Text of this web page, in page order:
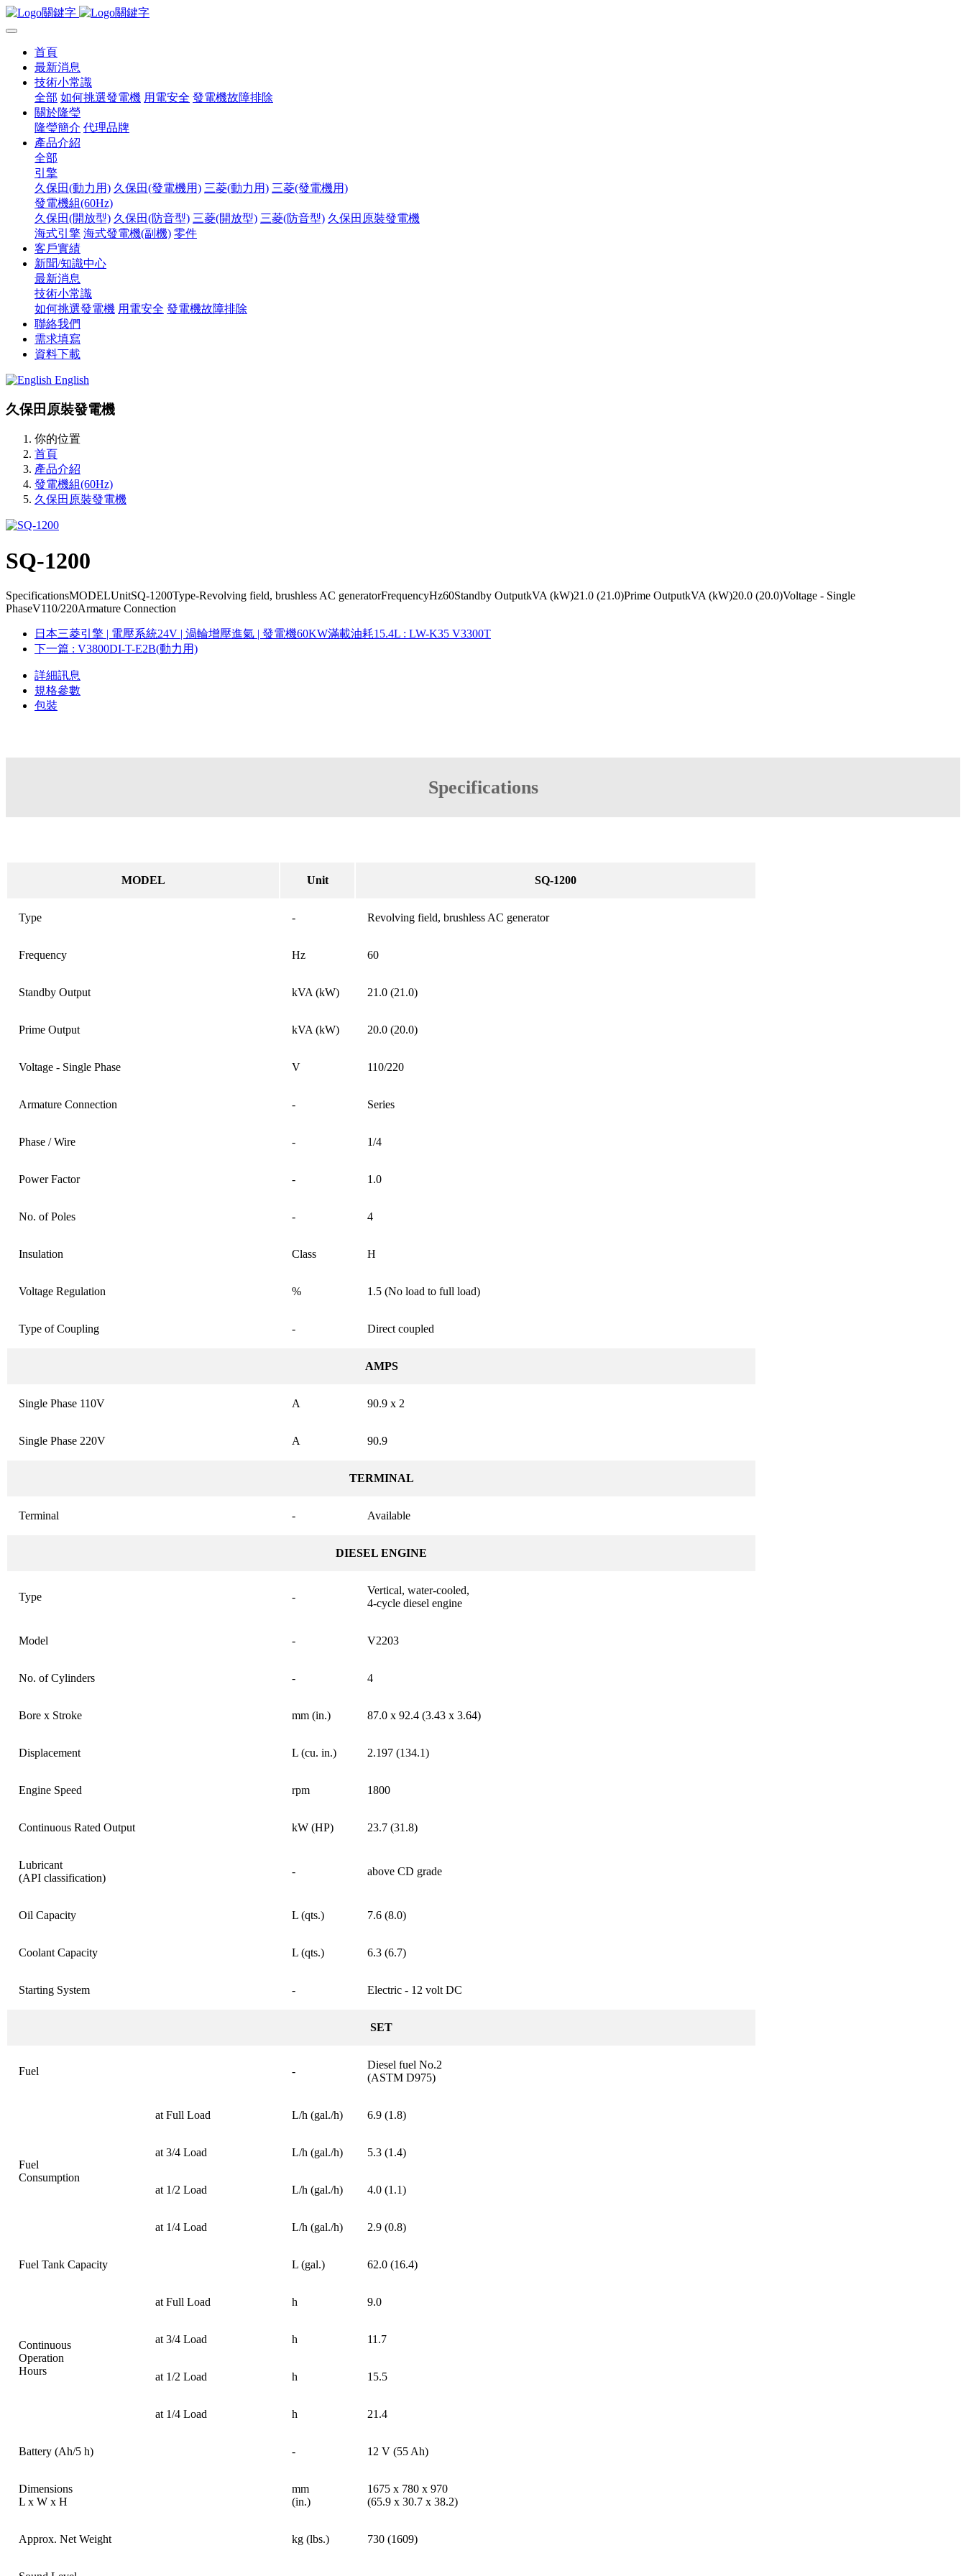
首頁
最新消息
技術小常識
全部 如何挑選發電機 用電安全 發電機故障排除
關於隆瑩
隆瑩簡介 代理品牌
產品介紹
全部
引擎
久保田(動力用) 久保田(發電機用) 三菱(動力用) 三菱(發電機用)
發電機組(60Hz)
久保田(開放型) 久保田(防音型) 三菱(開放型) 三菱(防音型) 久保田原裝發電機
海式引擎 海式發電機(副機) 零件
客戶實績
新聞/知識中心
最新消息
技術小常識
如何挑選發電機 用電安全 發電機故障排除
聯絡我們
需求填寫
資料下載
English
久保田原裝發電機
你的位置
首頁
產品介紹
發電機組(60Hz)
久保田原裝發電機
SQ-1200
SpecificationsMODELUnitSQ-1200Type-Revolving field, brushless AC generatorFrequencyHz60Standby OutputkVA (kW)21.0 (21.0)Prime OutputkVA (kW)20.0 (20.0)Voltage - Single
PhaseV110/220Armature Connection
日本三菱引擎 | 電壓系統24V | 渦輪增壓進氣 | 發電機60KW滿載油耗15.4L : LW-K35 V3300T
下一篇 : V3800DI-T-E2B(動力用)
詳細訊息
規格參數
包裝
Specifications
MODEL Unit SQ-1200
Type - Revolving field, brushless AC generator
Frequency Hz 60
Standby Output kVA (kW) 21.0 (21.0)
Prime Output kVA (kW) 20.0 (20.0)
Voltage - Single Phase V 110/220
Armature Connection - Series
Phase / Wire - 1/4
Power Factor - 1.0
No. of Poles - 4
Insulation Class H
Voltage Regulation % 1.5 (No load to full load)
Type of Coupling - Direct coupled
AMPS
Single Phase 110V A 90.9 x 2
Single Phase 220V A 90.9
TERMINAL
Terminal - Available
DIESEL ENGINE
Type -
Vertical, water-cooled,
4-cycle diesel engine
Model - V2203
No. of Cylinders - 4
Bore x Stroke mm (in.) 87.0 x 92.4 (3.43 x 3.64)
Displacement L (cu. in.) 2.197 (134.1)
Engine Speed rpm 1800
Continuous Rated Output kW (HP) 23.7 (31.8)
Lubricant
(API classification)
- above CD grade
Oil Capacity L (qts.) 7.6 (8.0)
Coolant Capacity L (qts.) 6.3 (6.7)
Starting System - Electric - 12 volt DC
SET
Fuel -
Diesel fuel No.2
(ASTM D975)
Fuel
Consumption
at Full Load L/h (gal./h) 6.9 (1.8)
at 3/4 Load L/h (gal./h) 5.3 (1.4)
at 1/2 Load L/h (gal./h) 4.0 (1.1)
at 1/4 Load L/h (gal./h) 2.9 (0.8)
Fuel Tank Capacity L (gal.) 62.0 (16.4)
Continuous
Operation
Hours
at Full Load h 9.0
at 3/4 Load h 11.7
at 1/2 Load h 15.5
at 1/4 Load h 21.4
Battery (Ah/5 h) - 12 V (55 Ah)
Dimensions
L x W x H
mm
(in.)
1675 x 780 x 970
(65.9 x 30.7 x 38.2)
Approx. Net Weight kg (lbs.) 730 (1609)